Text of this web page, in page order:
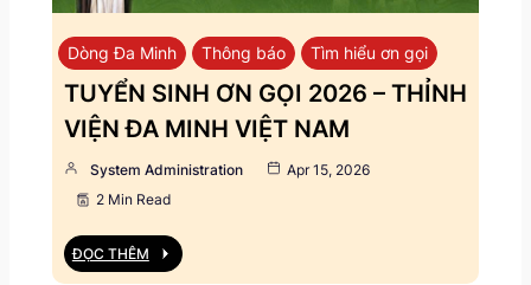
Dòng Đa Minh Thông báo Tìm hiểu ơn gọi
TUYỂN SINH ƠN GỌI 2026 – THỈNH
VIỆN ĐA MINH VIỆT NAM
System Administration
Apr 15, 2026
2 Min Read
ĐỌC THÊM